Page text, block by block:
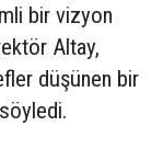
bir vizyon
Altay,
düşünen bir